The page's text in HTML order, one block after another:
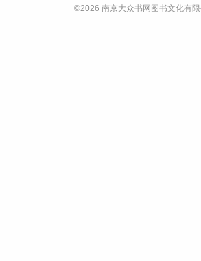
©2026 南京大众书网图书文化有